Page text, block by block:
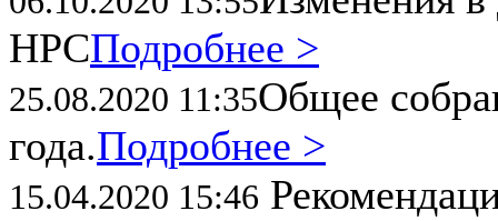
НРСПодробнее >
25.08.2020 11:35Общее
года.Подробнее >
15.04.2020 15:46